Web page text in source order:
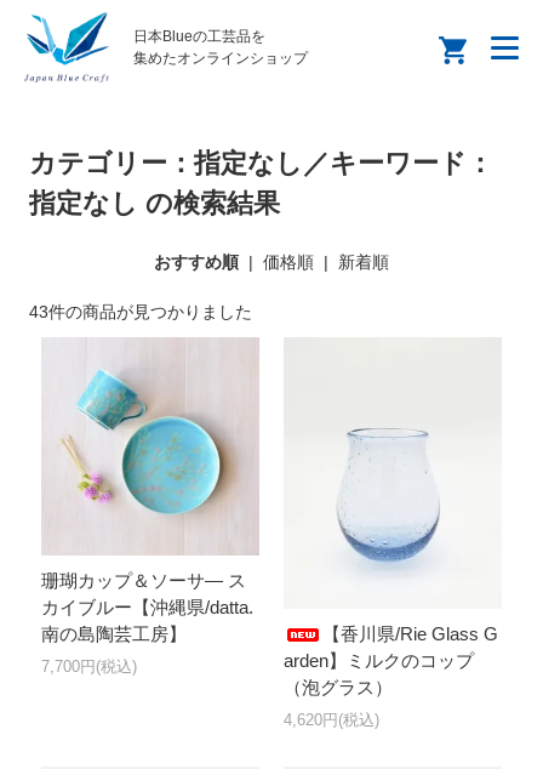
日本Blueの工芸品を
集めたオンラインショップ
カテゴリー：指定なし／キーワード：
指定なし の検索結果
おすすめ順 | 価格順 | 新着順
43件の商品が見つかりました
珊瑚カップ＆ソーサ― ス
カイブルー【沖縄県/datta.
南の島陶芸工房】
7,700円(税込)
【香川県/Rie Glass G
arden】ミルクのコップ
（泡グラス）
4,620円(税込)